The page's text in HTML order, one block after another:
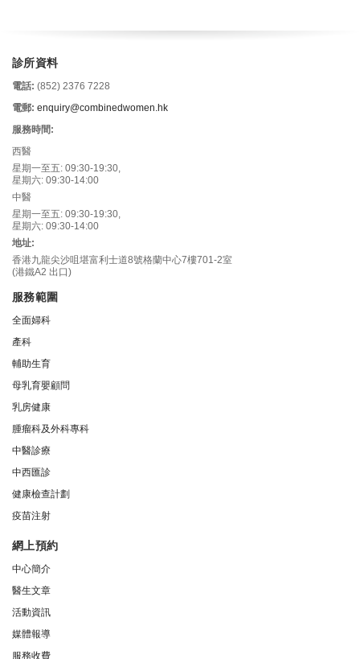
診所資料
電話: (852) 2376 7228
電郵: enquiry@combinedwomen.hk
服務時間:
西醫
星期一至五: 09:30-19:30,
星期六: 09:30-14:00
中醫
星期一至五: 09:30-19:30,
星期六: 09:30-14:00
地址:
香港九龍尖沙咀堪富利士道8號格蘭中心7樓701-2室
(港鐵A2 出口)
服務範圍
全面婦科
產科
輔助生育
母乳育嬰顧問
乳房健康
腫瘤科及外科專科
中醫診療
中西匯診
健康檢查計劃
疫苗注射
網上預約
中心簡介
醫生文章
活動資訊
媒體報導
服務收費